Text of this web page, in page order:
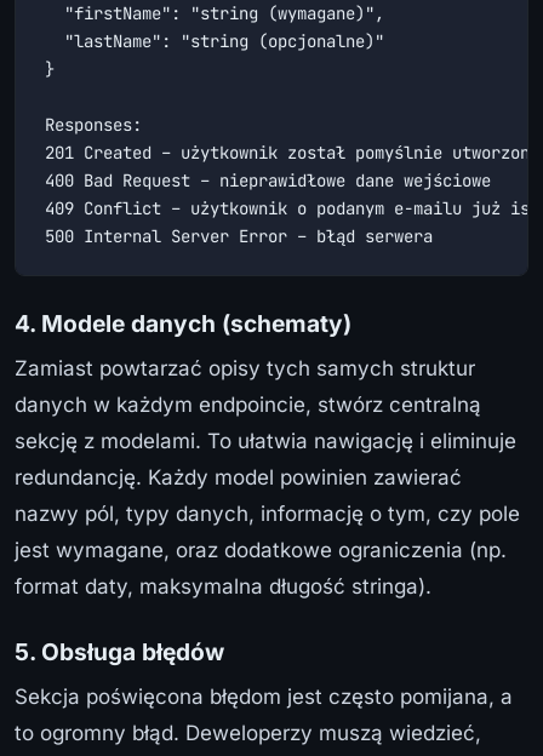
  "firstName": "string (wymagane)",
  "lastName": "string (opcjonalne)"
}
Responses:
201 Created – użytkownik został pomyślnie utworzony
400 Bad Request – nieprawidłowe dane wejściowe
409 Conflict – użytkownik o podanym e-mailu już
500 Internal Server Error – błąd serwera
4. Modele danych (schematy)
Zamiast powtarzać opisy tych samych struktur
danych w każdym endpoincie, stwórz centralną
sekcję z modelami. To ułatwia nawigację i eliminuje
redundancję. Każdy model powinien zawierać
nazwy pól, typy danych, informację o tym, czy pole
jest wymagane, oraz dodatkowe ograniczenia (np.
format daty, maksymalna długość stringa).
5. Obsługa błędów
Sekcja poświęcona błędom jest często pomijana, a
to ogromny błąd. Deweloperzy muszą wiedzieć,